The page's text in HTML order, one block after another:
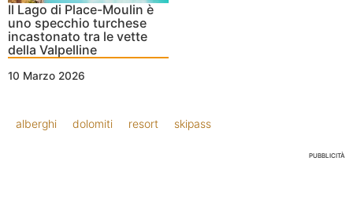
Il Lago di Place-Moulin è
uno specchio turchese
incastonato tra le vette
della Valpelline
10 Marzo 2026
alberghi dolomiti resort skipass
PUBBLICITÀ